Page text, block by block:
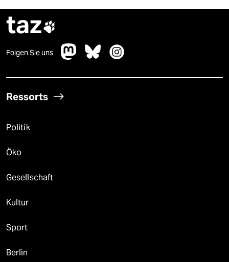
taz
Folgen Sie uns
Ressorts
Politik
Öko
Gesellschaft
Kultur
Sport
Berlin